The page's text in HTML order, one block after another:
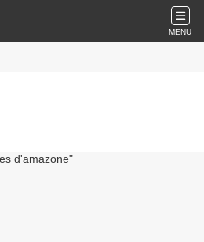
MENU